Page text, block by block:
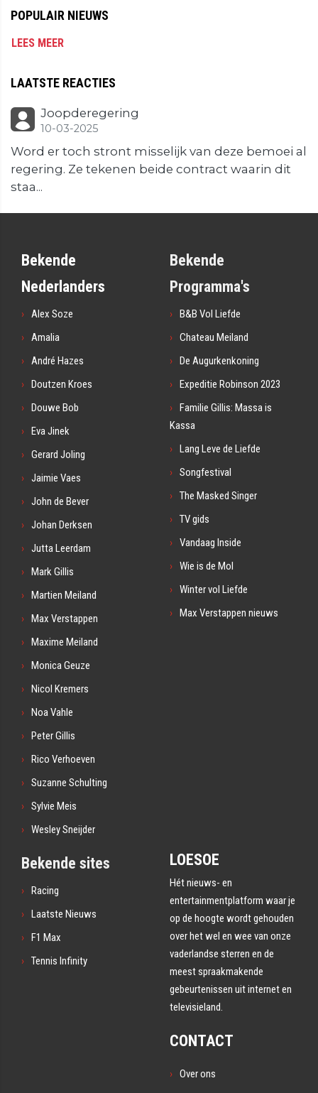
POPULAIR NIEUWS
LEES MEER
LAATSTE REACTIES
Joopderegering
10-03-2025
Word er toch stront misselijk van deze bemoei al
regering. Ze tekenen beide contract waarin dit
staa...
Bekende
Nederlanders
Alex Soze
Amalia
André Hazes
Doutzen Kroes
Douwe Bob
Eva Jinek
Gerard Joling
Jaimie Vaes
John de Bever
Johan Derksen
Jutta Leerdam
Mark Gillis
Martien Meiland
Max Verstappen
Maxime Meiland
Monica Geuze
Nicol Kremers
Noa Vahle
Peter Gillis
Rico Verhoeven
Suzanne Schulting
Sylvie Meis
Wesley Sneijder
Bekende
Programma's
B&B Vol Liefde
Chateau Meiland
De Augurkenkoning
Expeditie Robinson 2023
Familie Gillis: Massa is
Kassa
Lang Leve de Liefde
Songfestival
The Masked Singer
TV gids
Vandaag Inside
Wie is de Mol
Winter vol Liefde
Max Verstappen nieuws
Bekende sites
Racing
Laatste Nieuws
F1 Max
Tennis Infinity
LOESOE
Hét nieuws- en
entertainmentplatform waar je
op de hoogte wordt gehouden
over het wel en wee van onze
vaderlandse sterren en de
meest spraakmakende
gebeurtenissen uit internet en
televisieland.
CONTACT
Over ons